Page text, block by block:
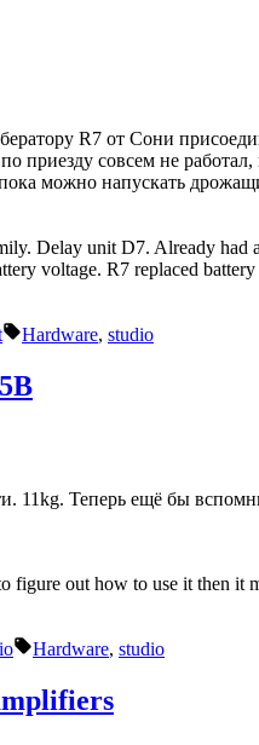
R7 от Сони
приезду совсем не
можно напускать
Delay unit D7. Already
voltage. R7 replaced
Tags:
Hardware, studio
11kg. Теперь ещё бы
figure out how to use it then
Tags:
Hardware, studio